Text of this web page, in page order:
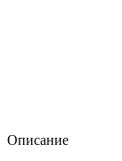
Описание